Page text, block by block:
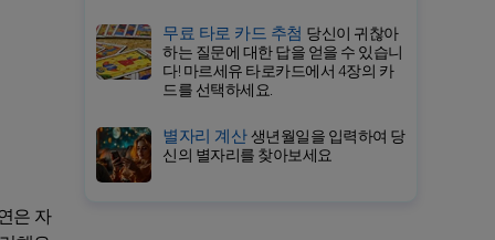
은 자
무료 타로 카드 추첨 당신이 귀찮아
하는 질문에 대한 답을 얻을 수 있습니
다! 마르세유 타로카드에서 4장의 카
드를 선택하세요.
별자리 계산생년월일을 입력하여 당
신의 별자리를 찾아보세요